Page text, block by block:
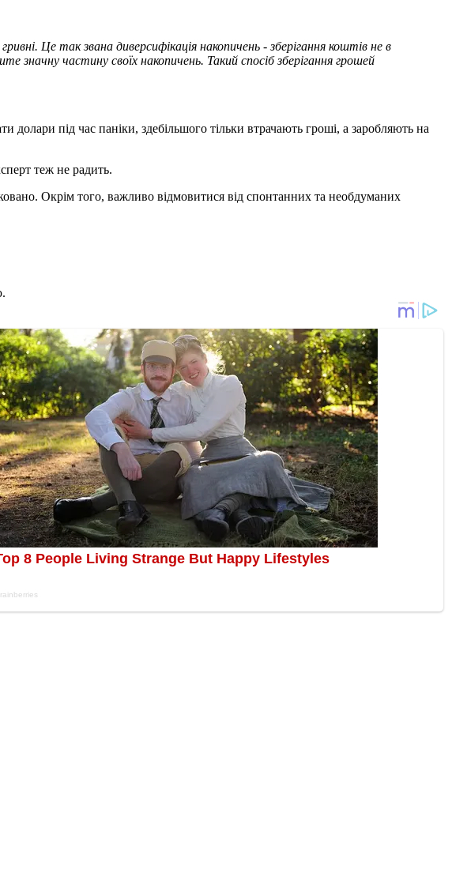
Це так звана диверсифікація накопичень - зберігання коштів не в
значну частину своїх накопичень. Такий спосіб зберігання грошей
під час паніки, здебільшого тільки втрачають гроші, а заробляють на
теж не радить.
Окрім того, важливо відмовитися від спонтанних та необдуманих